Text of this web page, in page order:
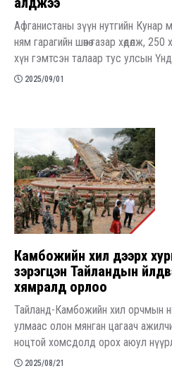
Афганистаны зүүн нутгийн Кунар
ням гарагийн шөнө газар хөдөлж,
хүн гэмтсэн талаар тус улсын
2025/09/01
Камбожийн хил дээрх
зэрэгцэн Тайландын
хямралд орлоо
Тайланд-Камбожийн хил орчмын
улмаас олон мянган цагаач
ноцтой хомсдолд орох аюул
2025/08/21